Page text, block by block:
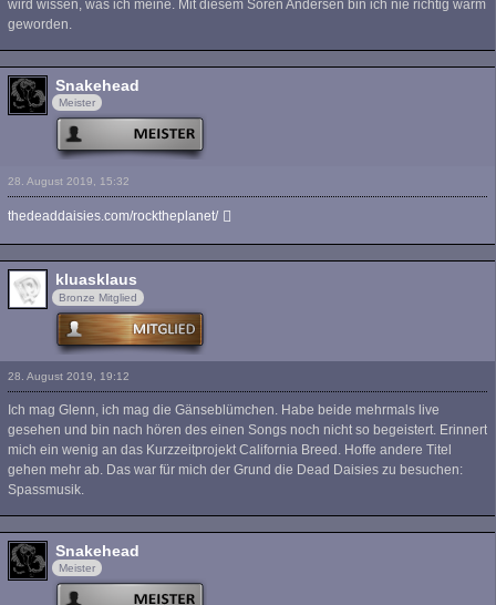
wird wissen, was ich meine. Mit diesem Sören Andersen bin ich nie richtig warm
geworden.
Snakehead
Meister
28. August 2019, 15:32
thedeaddaisies.com/rocktheplanet/
kluasklaus
Bronze Mitglied
28. August 2019, 19:12
Ich mag Glenn, ich mag die Gänseblümchen. Habe beide mehrmals live
gesehen und bin nach hören des einen Songs noch nicht so begeistert. Erinnert
mich ein wenig an das Kurzzeitprojekt California Breed. Hoffe andere Titel
gehen mehr ab. Das war für mich der Grund die Dead Daisies zu besuchen:
Spassmusik.
Snakehead
Meister